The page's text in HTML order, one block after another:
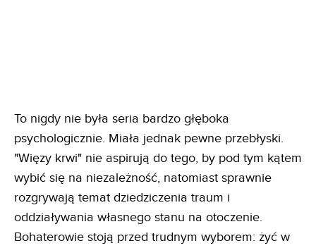
To nigdy nie była seria bardzo głęboka
psychologicznie. Miała jednak pewne przebłyski.
"Więzy krwi" nie aspirują do tego, by pod tym kątem
wybić się na niezależność, natomiast sprawnie
rozgrywają temat dziedziczenia traum i
oddziaływania własnego stanu na otoczenie.
Bohaterowie stoją przed trudnym wyborem: żyć w